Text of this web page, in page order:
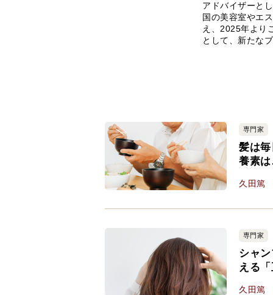
アドバイザーと
国の美容室やエ
え、2025年より
として、新たな
専門家
髪は
養素
久田篤
専門家
シャ
える
久田篤